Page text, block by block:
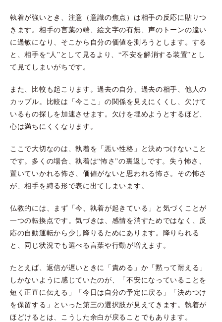
執着が強いとき、注意（意識の焦点）は相手の反応に貼りつ
きます。相手の言葉の端、絵文字の有無、声のトーンの違い
に過敏になり、そこから自分の価値を測ろうとします。する
と、相手を“人”として見るより、“不安を解消する装置”とし
て見てしまいがちです。
また、比較も起こります。過去の自分、過去の相手、他人の
カップル。比較は「今ここ」の関係を見えにくくし、欠けて
いるもの探しを加速させます。欠けを埋めようとするほど、
心は満ちにくくなります。
ここで大切なのは、執着を「悪い性格」と決めつけないこと
です。多くの場合、執着は“怖さ”の裏返しです。失う怖さ、
置いていかれる怖さ、価値がないと思われる怖さ。その怖さ
が、相手を縛る形で表に出てしまいます。
仏教的には、まず「今、執着が起きている」と気づくことが
一つの転換点です。気づきは、感情を消すためではなく、反
応の自動運転から少し降りるためにあります。降りられる
と、同じ状況でも選べる言葉や行動が増えます。
たとえば、返信が遅いときに「責める」か「黙って耐える」
しかないように感じていたのが、「不安になっていることを
短く正直に伝える」「今日は自分の予定に戻る」「決めつけ
を保留する」といった第三の選択肢が見えてきます。執着が
ほどけるとは、こうした余白が戻ることでもあります。